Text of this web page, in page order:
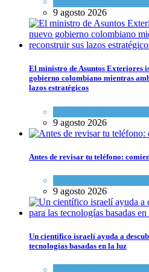
9 agosto 2026
El ministro de Asuntos Exteriores
gobierno colombiano mientras
lazos estratégicos
9 agosto 2026
Antes de revisar tu teléfono:
9 agosto 2026
Un científico israelí ayuda a
tecnologías basadas en la luz